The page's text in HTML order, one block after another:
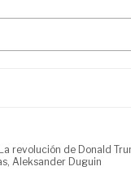
revolución de Donald
Aleksander Duguin